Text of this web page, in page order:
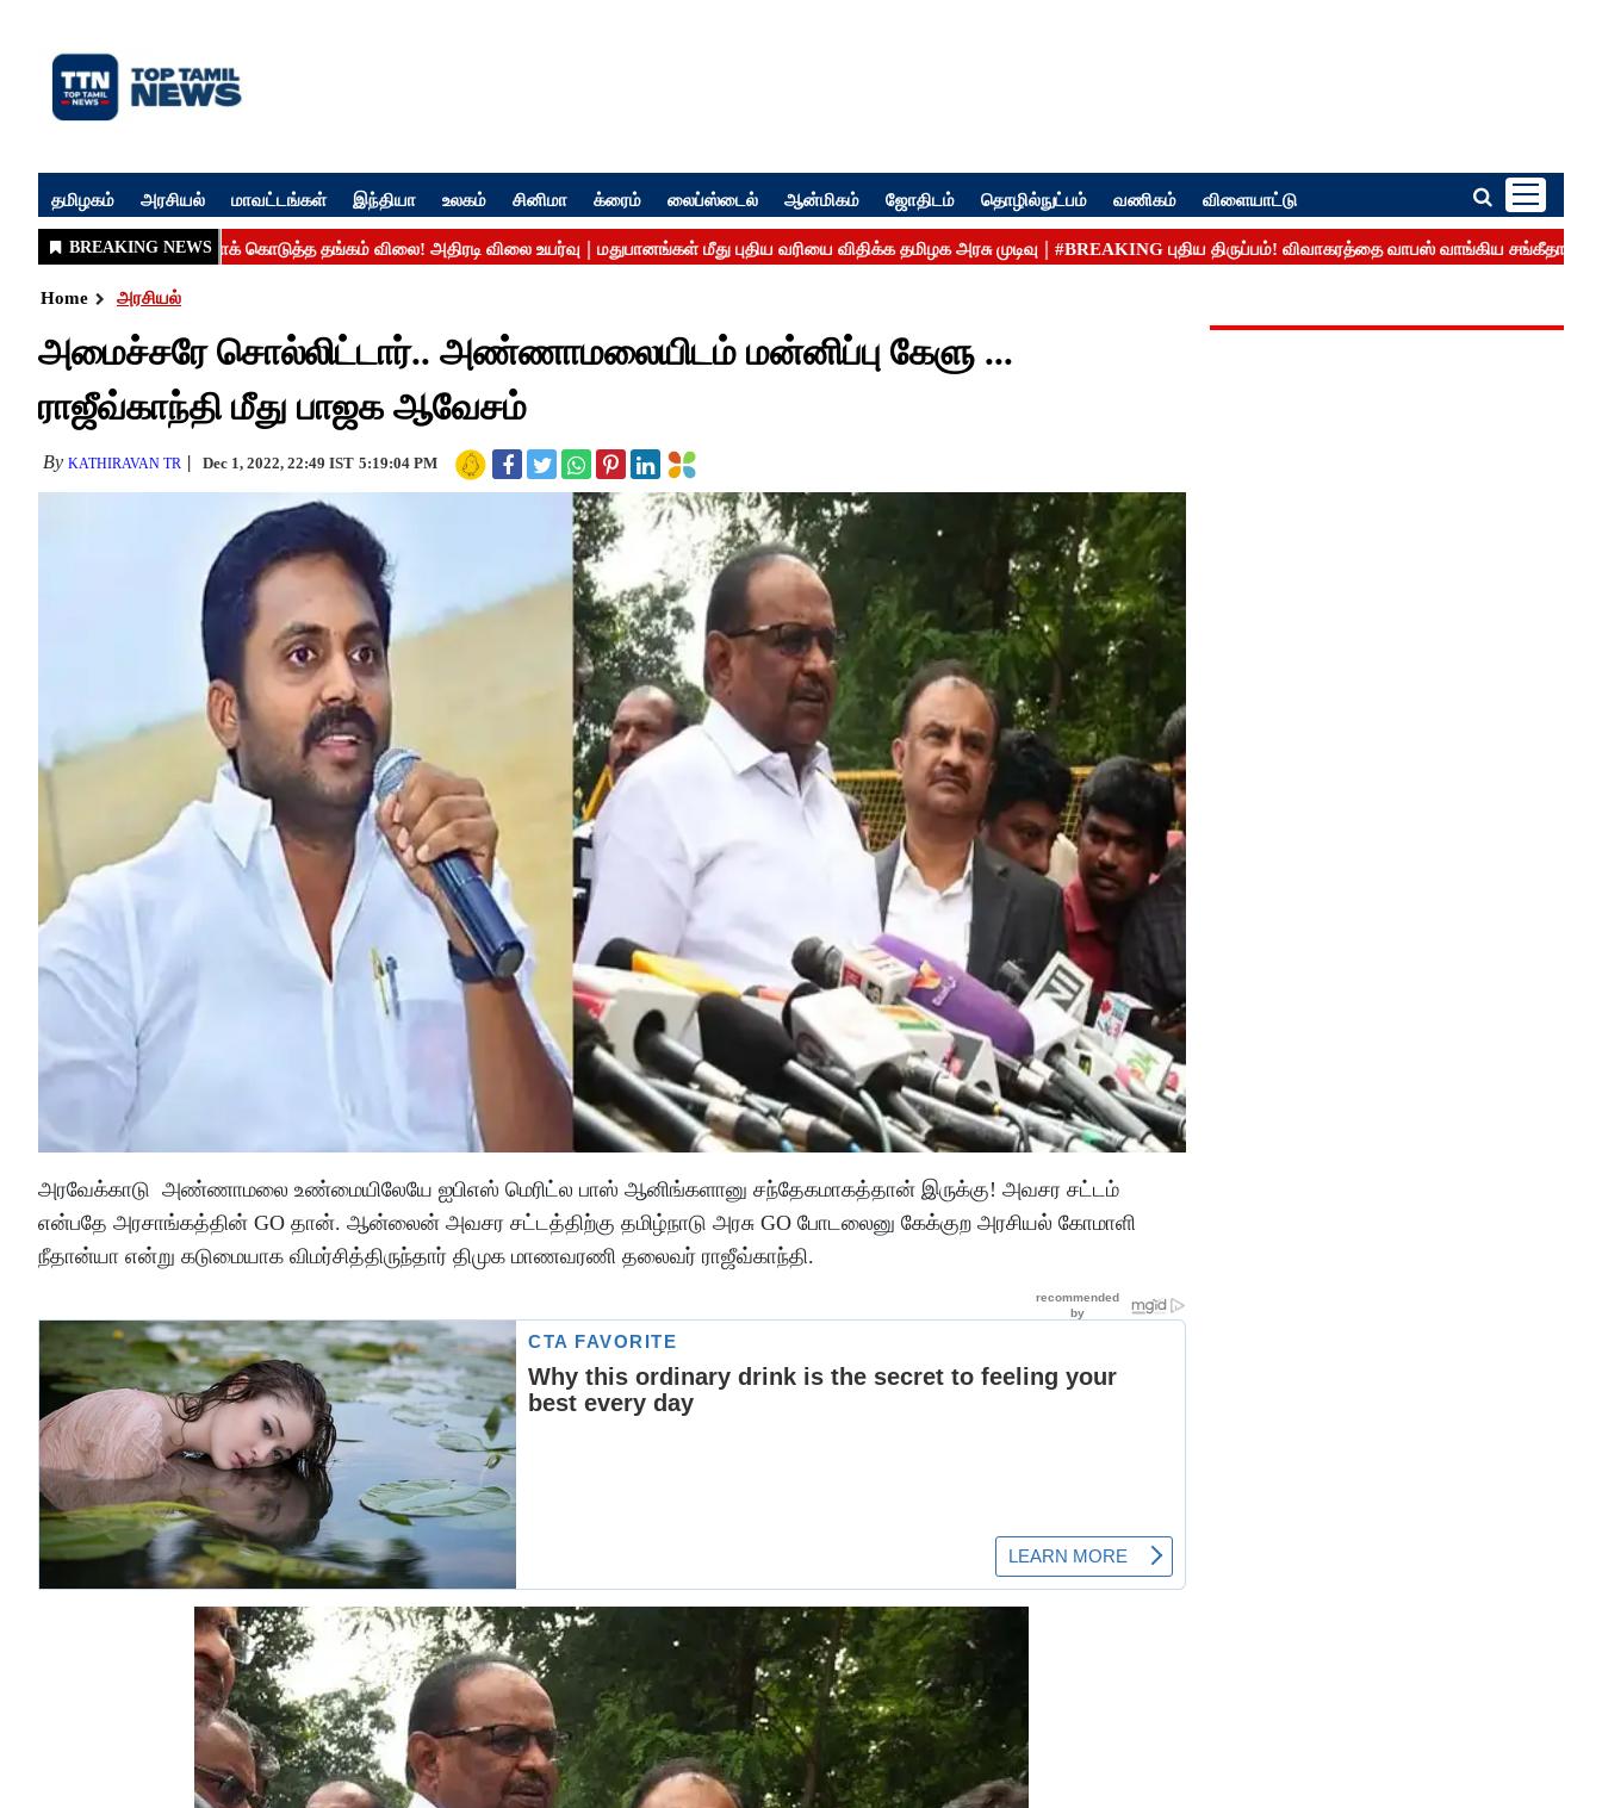
தமிழகம் அரசியல் மாவட்டங்கள் இந்தியா உலகம் சினிமா க்ரைம் லைப்ஸ்டைல் ஆன்மிகம் ஜோதிடம் தொழில்நுட்பம் வணிகம் விளையாட்டு
Home அரசியல்
அமைச்சரே சொல்லிட்டார்.. அண்ணாமலையிடம் மன்னிப்பு கேளு ...
ராஜீவ்காந்தி மீது பாஜக ஆவேசம்
By KATHIRAVAN TR Dec 1, 2022, 22:49 IST 5:19:04 PM
அரவேக்காடு அண்ணாமலை உண்மையிலேயே ஐபிஎஸ் மெரிட்ல பாஸ் ஆனிங்களானு சந்தேகமாகத்தான் இருக்கு! அவசர சட்டம்
என்பதே அரசாங்கத்தின் GO தான். ஆன்லைன் அவசர சட்டத்திற்கு தமிழ்நாடு அரசு GO போடலைனு கேக்குற அரசியல் கோமாளி
நீதான்யா என்று கடுமையாக விமர்சித்திருந்தார் திமுக மாணவரணி தலைவர் ராஜீவ்காந்தி.